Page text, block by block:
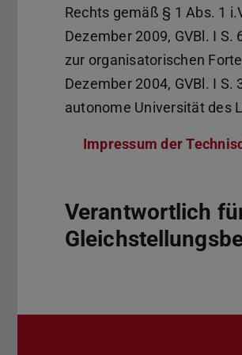
Rechts gemäß § 1 Abs. 1
Dezember 2009, GVBl. I
zur organisatorischen
Dezember 2004, GVBl. I S.
autonome Universität des
Impressum der
Verantwortlich